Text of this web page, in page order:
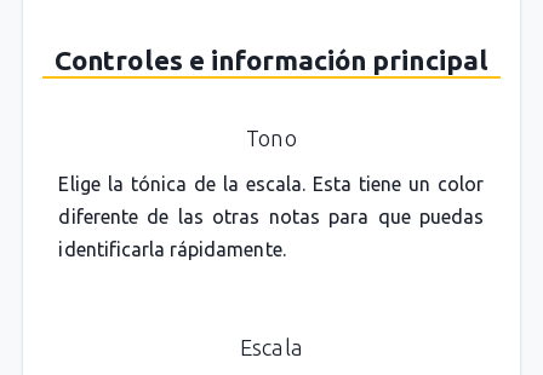
Controles e información principal
Tono
Elige la tónica de la escala. Esta tiene un color
diferente de las otras notas para que puedas
identificarla rápidamente.
Escala